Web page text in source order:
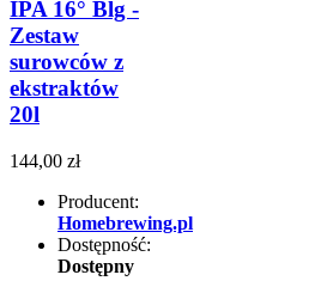
IPA 16° Blg -
Zestaw
surowców z
ekstraktów
20l
144,00 zł
Producent:
Homebrewing.pl
Dostępność:
Dostępny